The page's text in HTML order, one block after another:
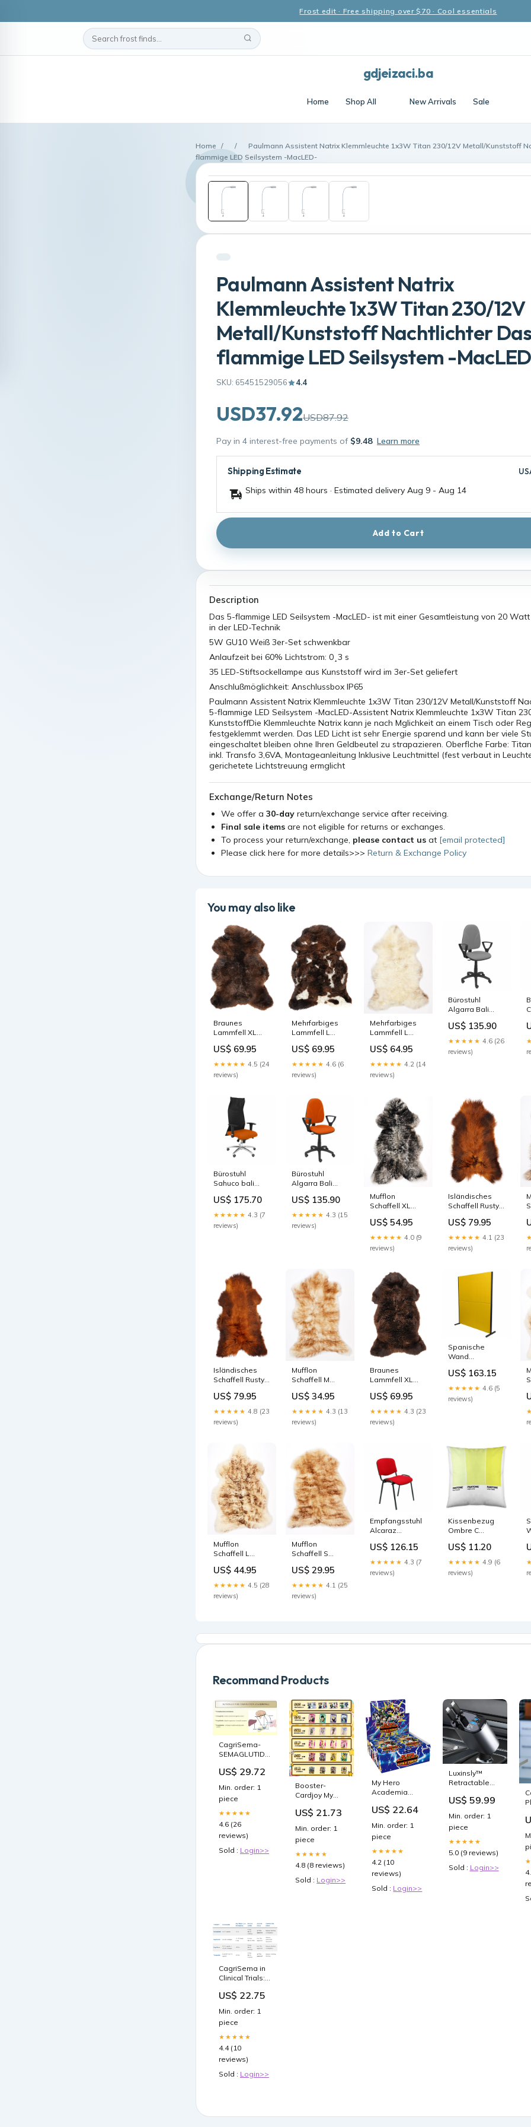
Frost edit · Free shipping over $70 · Cool essentials
gdjeizaci.ba
Home Shop All New Arrivals Sale
Home / /
Paulmann Assistent Natrix Klemmleuchte 1x3W Titan 230/12V Metall/Kunststoff
flammige LED Seilsystem -MacLED-
Paulmann Assistent Natrix
Klemmleuchte 1x3W Titan 230/12V
Metall/Kunststoff Nachtlichter
flammige LED Seilsystem -
SKU: 65451529056 4.4
USD37.92USD87.92
Pay in 4 interest-free payments of $9.48 Learn more
Shipping Estimate
Ships within 48 hours · Estimated delivery Aug 9 - Aug 14
Add to Cart
Description
Das 5-flammige LED Seilsystem -MacLED- ist mit einer Gesamtleistung von 20
in der LED-Technik
5W GU10 Weiß 3er-Set schwenkbar
Anlaufzeit bei 60% Lichtstrom: 0¸3 s
35 LED-Stiftsockellampe aus Kunststoff wird im 3er-Set geliefert
Anschlußmöglichkeit: Anschlussbox IP65
Paulmann Assistent Natrix Klemmleuchte 1x3W Titan 230/12V Metall/Kunststoff
5-flammige LED Seilsystem -MacLED-Assistent Natrix Klemmleuchte 1x3W Titan
KunststoffDie Klemmleuchte Natrix kann je nach Mglichkeit an einem Tisch oder
festgeklemmt werden. Das LED Licht ist sehr Energie sparend und kann ber viele
eingeschaltet bleiben ohne Ihren Geldbeutel zu strapazieren. Oberflche Farbe:
inkl. Transfo 3,6VA, Montageanleitung Inklusive Leuchtmittel (fest verbaut in
gerichetete Lichtstreuung ermglicht
Exchange/Return Notes
We offer a 30-day return/exchange service after receiving.
Final sale items are not eligible for returns or exchanges.
To process your return/exchange, please contact us at [email protected]
Please click here for more details>>> Return & Exchange Policy
You may also like
Braunes
Lammfell XL
Schaffelle
US$ 69.95
★★★★★ 4.5 (24
reviews)
Mehrfarbiges
Lammfell L
US$ 69.95
★★★★★ 4.6 (6
reviews)
Mehrfarbiges
Lammfell L
US$ 64.95
★★★★★ 4.2 (14
reviews)
Bürostuhl
Algarra Bali
Crespo
40BGOLF
Hellgrau
Marke_Micolor
US$ 135.90
★★★★★ 4.6 (26
reviews)
Bürostuhl
Sahuco bali
Crespo BALI308
Orange
Marke_approx!
US$ 175.70
★★★★★ 4.3 (7
reviews)
Bürostuhl
Algarra Bali
Crespo
08BGOLF
category-
US$ 135.90
★★★★★ 4.3 (15
reviews)
Mufflon
Schaffell XL
Schaffelle
US$ 54.95
★★★★★ 4.0 (9
reviews)
Isländisches
Schaffell Rusty
Slippers
US$ 79.95
★★★★★ 4.1 (23
reviews)
Isländisches
Schaffell Rusty
Schaffelle
US$ 79.95
★★★★★ 4.8 (23
reviews)
Mufflon
Schaffell M
Schaffelle
US$ 34.95
★★★★★ 4.3 (13
reviews)
Braunes
Lammfell XL
Schaffelle
US$ 69.95
★★★★★ 4.3 (23
reviews)
Spanische
Wand
Piqueras y
Crespo BALI100
Gelb Maße_Ø
24 cm - 7 L
US$ 163.15
★★★★★ 4.6 (5
reviews)
Mufflon
Schaffell L
Schaffelle
US$ 44.95
★★★★★ 4.5 (28
reviews)
Mufflon
Schaffell S
Schaffelle
US$ 29.95
★★★★★ 4.1 (25
reviews)
Empfangsstuhl
Alcaraz
Crespo
426PTNB350
Rot (4 uds)
Marke_Daitsu
US$ 126.15
★★★★★ 4.3 (7
reviews)
Kissenbezug
Ombre C
50 cm)
Marke_Pantone
US$ 11.20
★★★★★ 4.9 (6
reviews)
Recommand Products
CagriSema-
SEMAGLUTIDE
WITH
OVERWEIGHT
OR OBESITY
AND TYPE 2
DIABETES
MELLITUS.pptx
US$ 29.72
Min. order: 1
piece
★★★★★
4.6 (26
reviews)
Sold : Login>>
Booster-
Cardjoy My
Academia Box
– GRAND
ANIME CARD
US$ 21.73
Min. order: 1
piece
★★★★★
4.8 (8 reviews)
Sold : Login>>
My Hero
Academia
Card Game
Series 1
Unlimited |
240- card 24-
Pack Booster
Display |
Trading Cards
for Adults and
Teens | Ages
US$ 22.64
Min. order: 1
piece
★★★★★
4.2 (10
reviews)
Sold : Login>>
Luxinsly™
Retractable
Beanies
US$ 59.99
Min. order: 1
piece
★★★★★
5.0 (9 reviews)
Sold : Login>>
CagriSema in
Clinical Trials:
Should Know
US$ 22.75
Min. order: 1
piece
★★★★★
4.4 (10
reviews)
Sold : Login>>